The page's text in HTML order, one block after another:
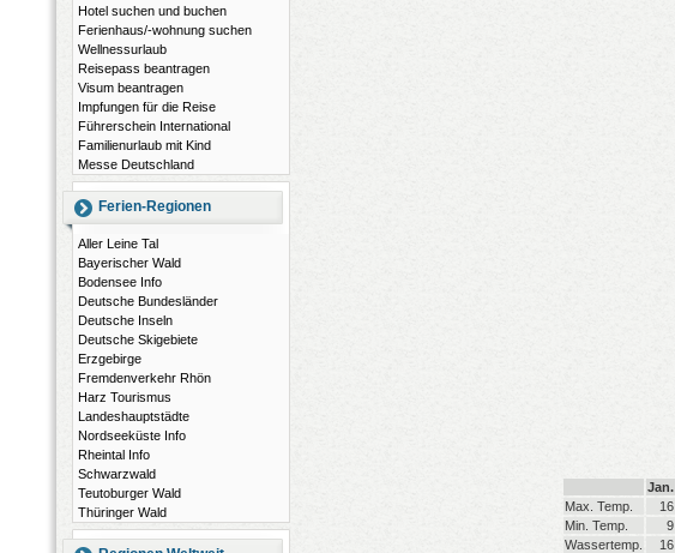
Hotel suchen und buchen
Ferienhaus/-wohnung suchen
Wellnessurlaub
Reisepass beantragen
Visum beantragen
Impfungen für die Reise
Führerschein International
Familienurlaub mit Kind
Messe Deutschland
Ferien-Regionen
Aller Leine Tal
Bayerischer Wald
Bodensee Info
Deutsche Bundesländer
Deutsche Inseln
Deutsche Skigebiete
Erzgebirge
Fremdenverkehr Rhön
Harz Tourismus
Landeshauptstädte
Nordseeküste Info
Rheintal Info
Schwarzwald
Teutoburger Wald
Thüringer Wald
Jan.
Max. Temp.
16
Min. Temp.
9
Wassertemp.
16